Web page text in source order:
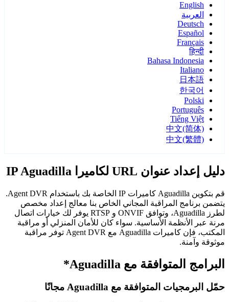
English
العربية
Deutsch
Español
Français
हिन्दी
Bahasa Indonesia
Italiano
日本語
한국어
Polski
Português
Tiếng Việt
中文(简体)
中文(繁體)
دليل إعداد عنوان URL لكاميرا IP Aguadilla
قم بتكوين Aguadilla كاميرات IP الخاصة بك باستخدام Agent DVR.
يتضمن برنامج المراقبة المجاني الخاص بنا معالج إعداد مخصص
لطرز Aguadilla، وتوافق ONVIF و RTSP يوفر لك خيارات اتصال
مرنة عبر الأنظمة الأساسية. سواء كان للأمان المنزلي أو مراقبة
المكتب، فإن كاميرات Aguadilla مع Agent DVR توفر مراقبة
موثوقة وآمنة.
البرامج المتوافقة مع Aguadilla*
حمّل البرمجيات المتوافقة مع Aguadilla مجانًا